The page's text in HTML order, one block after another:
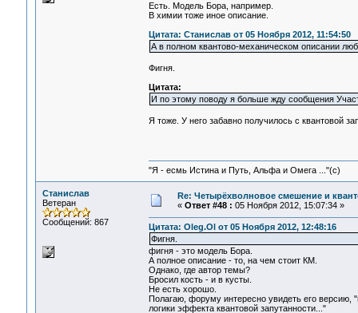
Есть. Модель Бора, например.
В химии тоже иное описание.
Цитата: Станислав от 05 Ноября 2012, 11:54:50
А в полном квантово-механическом описании
Фигня.
Цитата:
И по этому поводу я больше жду сообщения
Я тоже. У него забавно получилось с квантовой
"Я - есмь Истина и Путь, Альфа и Омега ..."(с)
Станислав
Ветеран
Сообщений: 867
Re: Четырёхволновое смешение и
« Ответ #48 : 05 Ноября 2012, 15:07:34 »
Цитата: Oleg.Ol от 05 Ноября 2012, 12:48:16
Фигня.
фигня - это модель Бора.
А полное описание - то, на чем стоит КМ.
Однако, где автор темы?
Бросил кость - и в кусты.
Не есть хорошо.
Полагаю, форуму интересно увидеть его версию,
логики эффекта квантовой запутанности..."